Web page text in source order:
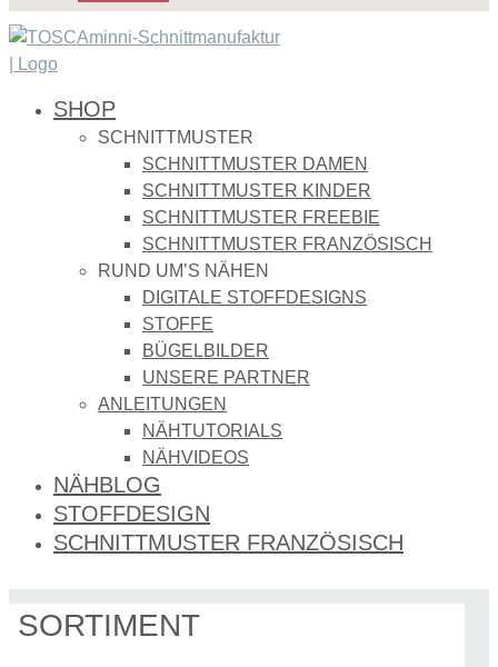
SHOP
SCHNITTMUSTER
SCHNITTMUSTER DAMEN
SCHNITTMUSTER KINDER
SCHNITTMUSTER FREEBIE
SCHNITTMUSTER FRANZÖSISCH
RUND UM’S NÄHEN
DIGITALE STOFFDESIGNS​
STOFFE
BÜGELBILDER
UNSERE PARTNER
ANLEITUNGEN
NÄHTUTORIALS
NÄHVIDEOS
NÄHBLOG
STOFFDESIGN
SCHNITTMUSTER FRANZÖSISCH
SORTIMENT